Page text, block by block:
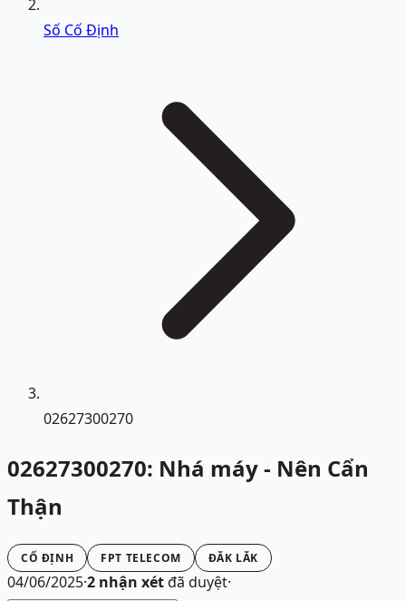
Số Cố Định
02627300270
02627300270: Nhá máy - Nên Cẩn
Thận
CỐ ĐỊNH FPT TELECOM ĐĂK LĂK
04/06/2025·2 nhận xétđã duyệt·